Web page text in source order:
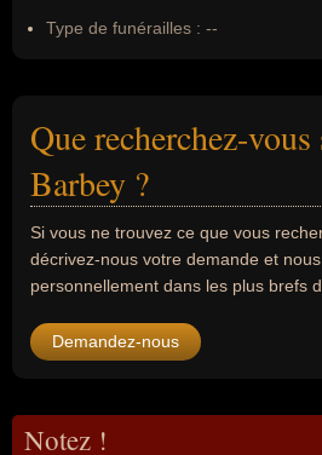
Type de funérailles : --
Que recherchez-
Barbey ?
Si vous ne trouvez ce que vous
décrivez-nous votre demande et
personnellement dans les plus brefs
Demandez-nous
Notez !